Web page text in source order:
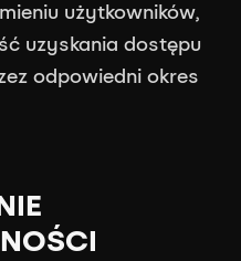
użytkowników,
uzyskania dostępu
odpowiedni okres